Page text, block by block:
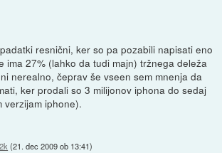
resnični, ker so pa pozabili napisati eno
ima 27% (lahko da tudi majn) tržnega deleža
nerealno, čeprav še vseen sem mnenja da
ker prodali so 3 milijonov iphona do sedaj
verzijam iphone).
(21. dec 2009 ob 13:41)